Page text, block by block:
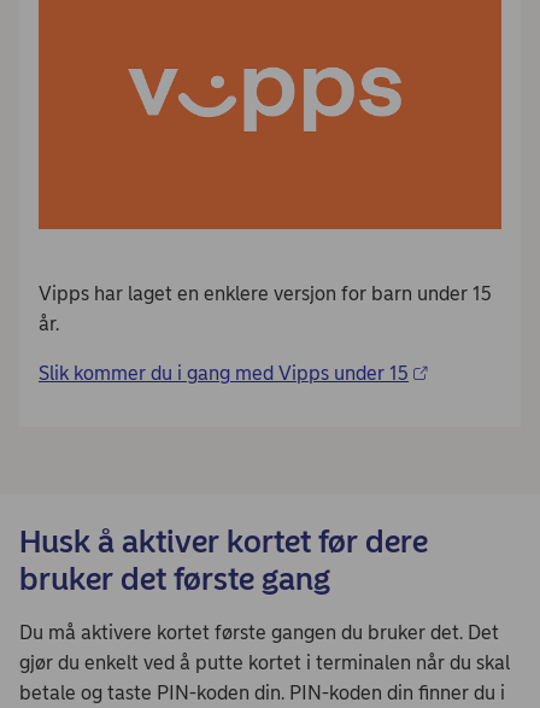
Vipps har laget en enklere versjon for barn under 15
år.
Slik kommer du i gang med Vipps under 15
Husk å aktiver kortet før dere
bruker det første gang
Du må aktivere kortet første gangen du bruker det. Det
gjør du enkelt ved å putte kortet i terminalen når du skal
betale og taste PIN-koden din. PIN-koden din finner du i